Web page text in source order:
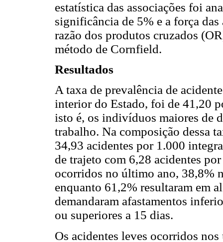
estatística das associações foi
significância de 5% e a força
razão dos produtos cruzados
método de Cornfield.
Resultados
A taxa de prevalência de
interior do Estado, foi de 41,20
isto é, os indivíduos maiores de
trabalho. Na composição dessa
34,93 acidentes por 1.000
de trajeto com 6,28 acidentes
ocorridos no último ano, 38,8%
enquanto 61,2% resultaram em
demandaram afastamentos
ou superiores a 15 dias.
Os acidentes leves ocorridos